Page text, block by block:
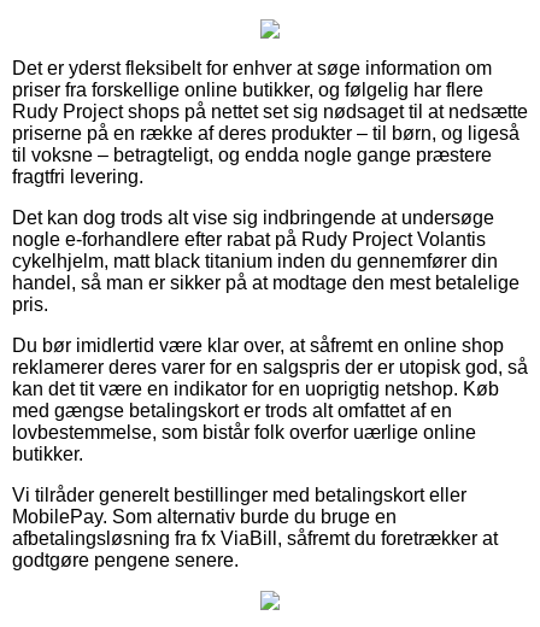
Det er yderst fleksibelt for enhver at søge information om
priser fra forskellige online butikker, og følgelig har flere
Rudy Project shops på nettet set sig nødsaget til at nedsætte
priserne på en række af deres produkter – til børn, og ligeså
til voksne – betragteligt, og endda nogle gange præstere
fragtfri levering.
Det kan dog trods alt vise sig indbringende at undersøge
nogle e-forhandlere efter rabat på Rudy Project Volantis
cykelhjelm, matt black titanium inden du gennemfører din
handel, så man er sikker på at modtage den mest betalelige
pris.
Du bør imidlertid være klar over, at såfremt en online shop
reklamerer deres varer for en salgspris der er utopisk god, så
kan det tit være en indikator for en uoprigtig netshop. Køb
med gængse betalingskort er trods alt omfattet af en
lovbestemmelse, som bistår folk overfor uærlige online
butikker.
Vi tilråder generelt bestillinger med betalingskort eller
MobilePay. Som alternativ burde du bruge en
afbetalingsløsning fra fx ViaBill, såfremt du foretrækker at
godtgøre pengene senere.